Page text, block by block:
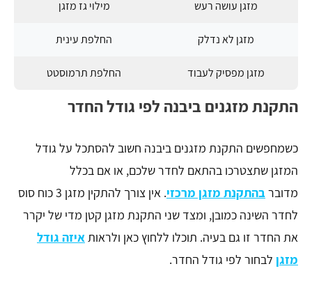
מזגן עושה רעש מילוי גז מזגן
מזגן לא נדלק החלפת עינית
מזגן מפסיק לעבוד החלפת תרמוסטט
התקנת מזגנים ביבנה לפי גודל החדר
כשמחפשים התקנת מזגנים ביבנה חשוב להסתכל על גודל
המזגן שתצטרכו בהתאם לחדר שלכם, או אם בכלל
מדוברבהתקנת מזגן מרכזי
. אין צורך להתקין מזגן 3 כוח סוס
לחדר השינה כמובן, ומצד שני התקנת מזגן קטן מדי של יקרר
את החדר זו גם בעיה. תוכלו ללחוץ כאן ולראותאיזה גודל
מזגן לבחור לפי גודל החדר.